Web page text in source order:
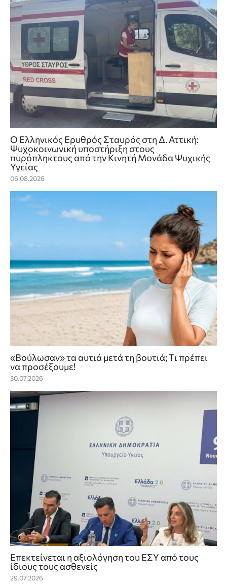
Ο Ελληνικός Ερυθρός Σταυρός στη Δ. Αττική:
Ψυχοκοινωνική υποστήριξη στους
πυρόπληκτους από την Κινητή Μονάδα Ψυχικής
Υγείας
06.08.2026
«Βούλωσαν» τα αυτιά μετά τη βουτιά; Τι πρέπει
να προσέξουμε!
30.07.2026
Επεκτείνεται η αξιολόγηση του ΕΣΥ από τους
ίδιους τους ασθενείς
29.07.2026